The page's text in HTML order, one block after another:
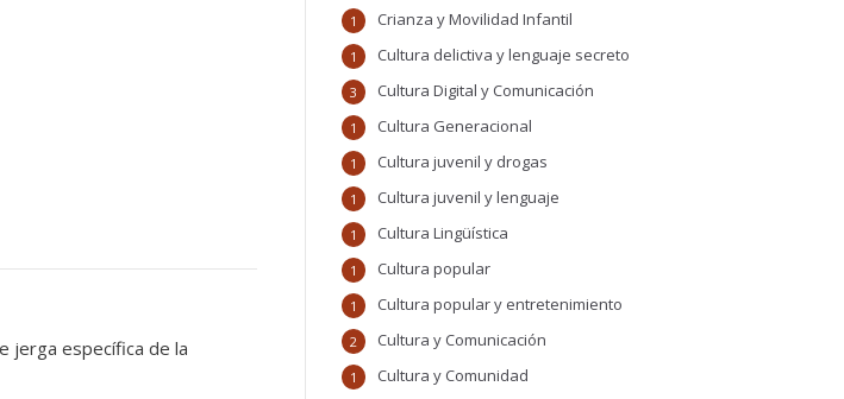
jerga específica de la
Crianza y Movilidad Infantil
1
Cultura delictiva y lenguaje secreto
1
Cultura Digital y Comunicación
3
Cultura Generacional
1
Cultura juvenil y drogas
1
Cultura juvenil y lenguaje
1
Cultura Lingüística
1
Cultura popular
1
Cultura popular y entretenimiento
1
Cultura y Comunicación
2
Cultura y Comunidad
1